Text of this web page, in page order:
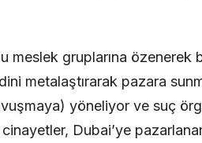
gruplarına özenerek
metalaştırarak pazara
yöneliyor ve suç
Dubai’ye